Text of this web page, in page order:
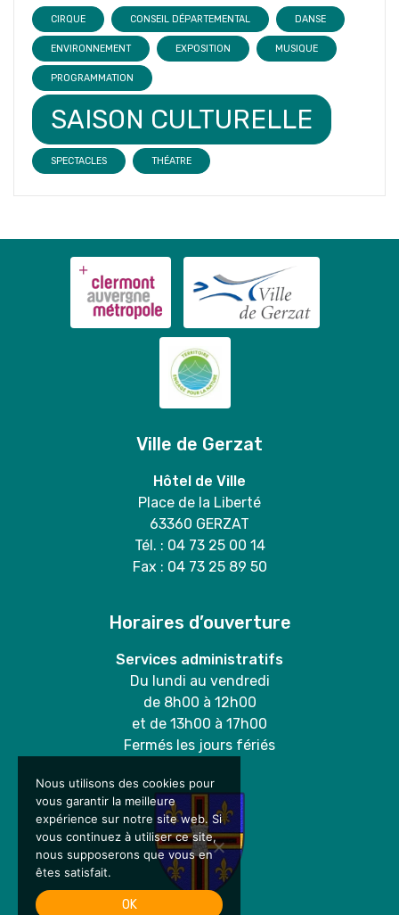
CIRQUE CONSEIL DÉPARTEMENTAL DANSE
ENVIRONNEMENT EXPOSITION MUSIQUE
PROGRAMMATION
SAISON CULTURELLE
SPECTACLES THÉATRE
Ville de Gerzat
Hôtel de Ville
Place de la Liberté
63360 GERZAT
Tél. : 04 73 25 00 14
Fax : 04 73 25 89 50
Horaires d’ouverture
Services administratifs
Du lundi au vendredi
de 8h00 à 12h00
et de 13h00 à 17h00
Fermés les jours fériés
Nous utilisons des cookies pour
vous garantir la meilleure
expérience sur notre site web. Si
vous continuez à utiliser ce site,
nous supposerons que vous en
êtes satisfait.
OK